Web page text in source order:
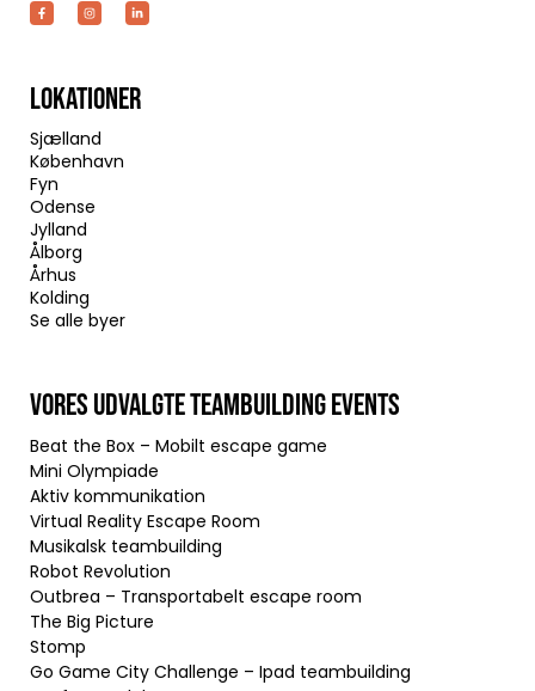
LOKATIONER
Sjælland
København
Fyn
Odense
Jylland
Ålborg
Århus
Kolding
Se alle byer
VORES UDVALGTE TEAMBUILDING EVENTS
Beat the Box – Mobilt escape game
Mini Olympiade
Aktiv kommunikation
Virtual Reality Escape Room
Musikalsk teambuilding
Robot Revolution
Outbrea – Transportabelt escape room
The Big Picture
Stomp
Go Game City Challenge – Ipad teambuilding